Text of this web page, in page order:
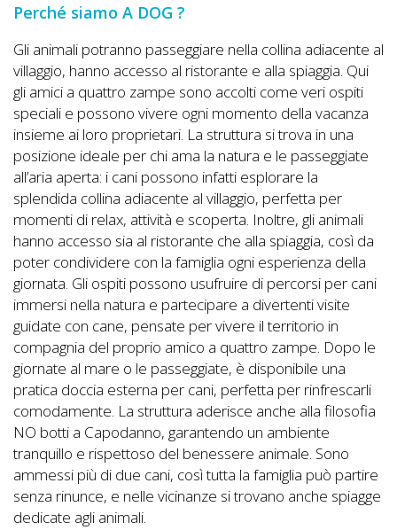
A
DOG
CHIEDI
CODICE
SCONTO
Video
Tutorial
Lavora
con
Noi
Inserisci
Attività
Accedi
Perché siamo A DOG ?
Gli animali potranno passeggiare nella collina adiacente al
villaggio, hanno accesso al ristorante e alla spiaggia. Qui
gli amici a quattro zampe sono accolti come veri ospiti
speciali e possono vivere ogni momento della vacanza
insieme ai loro proprietari. La struttura si trova in una
posizione ideale per chi ama la natura e le passeggiate
all’aria aperta: i cani possono infatti esplorare la
splendida collina adiacente al villaggio, perfetta per
momenti di relax, attività e scoperta. Inoltre, gli animali
hanno accesso sia al ristorante che alla spiaggia, così da
poter condividere con la famiglia ogni esperienza della
giornata. Gli ospiti possono usufruire di percorsi per cani
immersi nella natura e partecipare a divertenti visite
guidate con cane, pensate per vivere il territorio in
compagnia del proprio amico a quattro zampe. Dopo le
giornate al mare o le passeggiate, è disponibile una
pratica doccia esterna per cani, perfetta per rinfrescarli
comodamente. La struttura aderisce anche alla filosofia
NO botti a Capodanno, garantendo un ambiente
tranquillo e rispettoso del benessere animale. Sono
ammessi più di due cani, così tutta la famiglia può partire
senza rinunce, e nelle vicinanze si trovano anche spiagge
dedicate agli animali.